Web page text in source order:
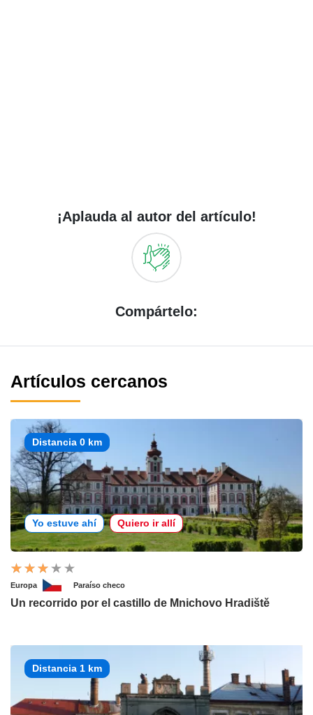
¡Aplauda al autor del artículo!
Compártelo:
Artículos cercanos
Distancia 0 km
Yo estuve ahí Quiero ir allí
Europa Paraíso checo
Un recorrido por el castillo de Mnichovo Hradiště
Distancia 1 km